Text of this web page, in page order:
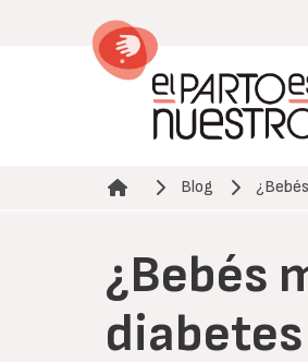
Ruta de navegación
Blog
¿Bebés